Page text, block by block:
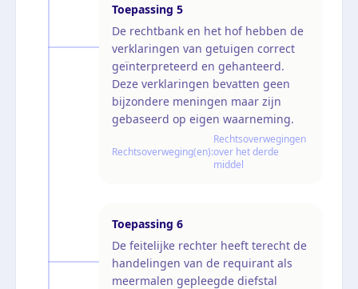
Toepassing 5
De rechtbank en het hof hebben de
verklaringen van getuigen correct
geïnterpreteerd en gehanteerd.
Deze verklaringen bevatten geen
bijzondere meningen maar zijn
gebaseerd op eigen waarneming.
Rechtsoverweging(en):
Rechtsoverwegingen
over het derde
middel
Toepassing 6
De feitelijke rechter heeft terecht de
handelingen van de requirant als
meermalen gepleegde diefstal